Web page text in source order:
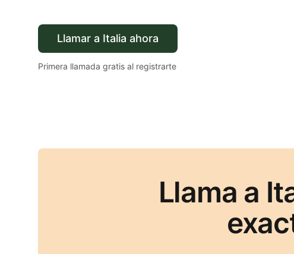
Llamar a Italia ahora
Primera llamada gratis al registrarte
Llama a